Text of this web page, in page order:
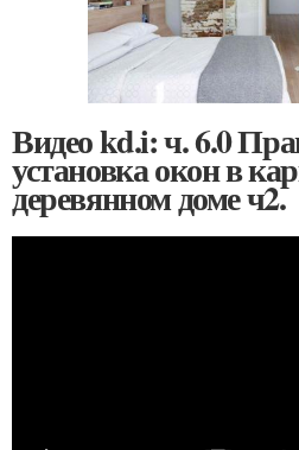
Видео kd.i: ч. 6.0
установка окон в
деревянном доме ч2.